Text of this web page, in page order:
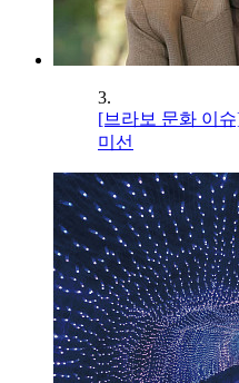
3.
[브라보 문화 이
미선